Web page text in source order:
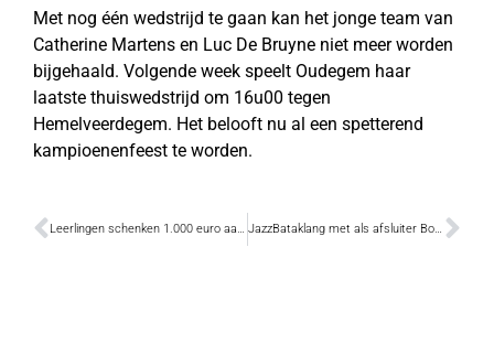
Met nog één wedstrijd te gaan kan het jonge team van
Catherine Martens en Luc De Bruyne niet meer worden
bijgehaald. Volgende week speelt Oudegem haar
laatste thuiswedstrijd om 16u00 tegen
Hemelveerdegem. Het belooft nu al een spetterend
kampioenenfeest te worden.
Leerlingen schenken 1.000 euro aan Cliniclowns JazzBataklang met als afsluiter Boogie Boy